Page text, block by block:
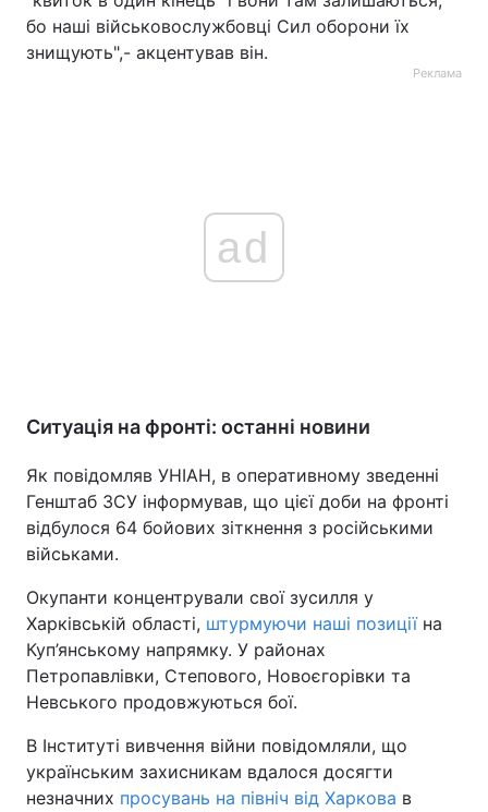
бо наші військовослужбовці Сил оборони їх
знищують",- акцентував він.
Реклама
ad
Ситуація на фронті: останні новини
Як повідомляв УНІАН, в оперативному зведенні
Генштаб ЗСУ інформував, що цієї доби на фронті
відбулося 64 бойових зіткнення з російськими
військами.
Окупанти концентрували свої зусилля у
Харківській області, штурмуючи наші позиціїна
Куп’янському напрямку. У районах
Петропавлівки, Степового, Новоєгорівки та
Невського продовжуються бої.
В Інституті вивчення війни повідомляли, що
українським захисникам вдалося досягти
незначних просувань на північ від Харкова в